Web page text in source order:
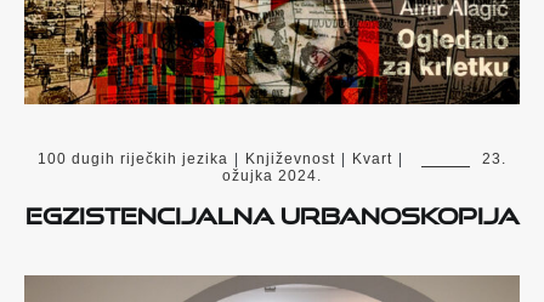
100 dugih riječkih jezika Književnost Kvart
23.
ožujka 2024.
EGZISTENCIJALNA URBANOSKOPIJA